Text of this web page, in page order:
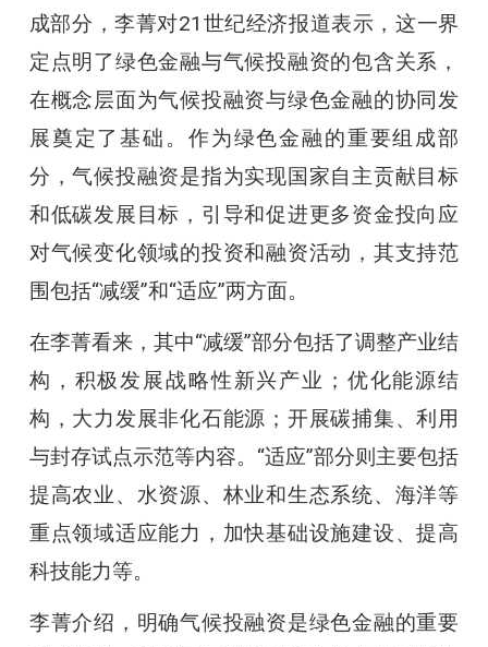
成部分，李菁对21世纪经济报道表示，这一界
定点明了绿色金融与气候投融资的包含关系，
在概念层面为气候投融资与绿色金融的协同发
展奠定了基础。作为绿色金融的重要组成部
分，气候投融资是指为实现国家自主贡献目标
和低碳发展目标，引导和促进更多资金投向应
对气候变化领域的投资和融资活动，其支持范
围包括“减缓”和“适应”两方面。
在李菁看来，其中“减缓”部分包括了调整产业结
构，积极发展战略性新兴产业；优化能源结
构，大力发展非化石能源；开展碳捕集、利用
与封存试点示范等内容。“适应”部分则主要包括
提高农业、水资源、林业和生态系统、海洋等
重点领域适应能力，加快基础设施建设、提高
科技能力等。
李菁介绍，明确气候投融资是绿色金融的重要